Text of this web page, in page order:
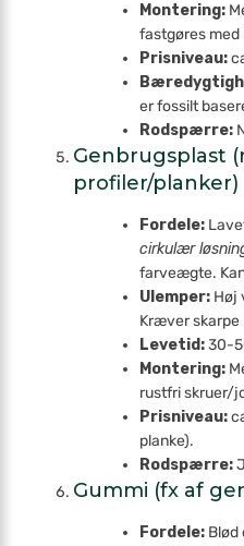
Montering:
fastgøres med
Prisniveau:
er fossilt
Rodspærre:
Genbrugsplast
profiler/planker)
Fordele:
cirkulær
farveægte.
Ulemper: Høj
Kræver skarpe
Levetid:30-
Montering:
rustfri skruer/
Prisniveau:
planke).
Rodspærre:
Gummi (fx af
Fordele: Blød